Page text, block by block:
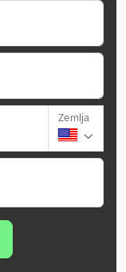
Zemlja